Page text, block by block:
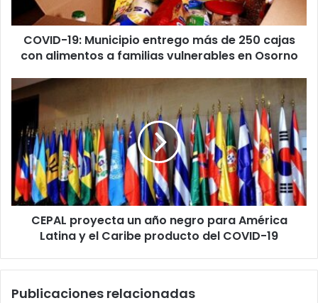
con
alimentos
vulnerables
en
COVID-19: Municipio entrego más de 250 cajas
con alimentos a familias vulnerables en Osorno
CEPAL
proyecta
año
negro
para
América
Latina
y
19
CEPAL proyecta un año negro para América
Latina y el Caribe producto del COVID-19
Publicaciones relacionadas